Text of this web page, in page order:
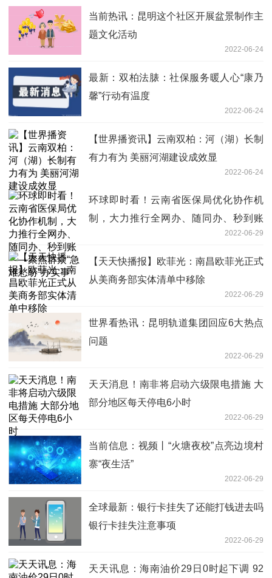
当前热讯：昆明这个社区开展盆景制作主
题文化活动
2022-06-24
最新：双柏法脿：社保服务暖人心“康乃
馨”行动有温度
2022-06-24
【世界播资讯】云南双柏：河（湖）长制
有力有为 美丽河湖建设成效显
2022-06-24
环球即时看！云南省医保局优化协作机
制，大力推行全网办、随同办、秒到账
2022-06-29
【天天快播报】欧菲光：南昌欧菲光正式
从美商务部实体清单中移除
2022-06-29
世界看热讯：昆明轨道集团回应6大热点
问题
2022-06-29
天天消息！南非将启动六级限电措施 大
部分地区每天停电6小时
2022-06-29
当前信息：视频丨“火塘夜校”点亮边境村
寨“夜生活”
2022-06-29
全球最新：银行卡挂失了还能打钱进去吗
银行卡挂失注意事项
2022-06-29
天天讯息：海南油价29日0时起下调 92